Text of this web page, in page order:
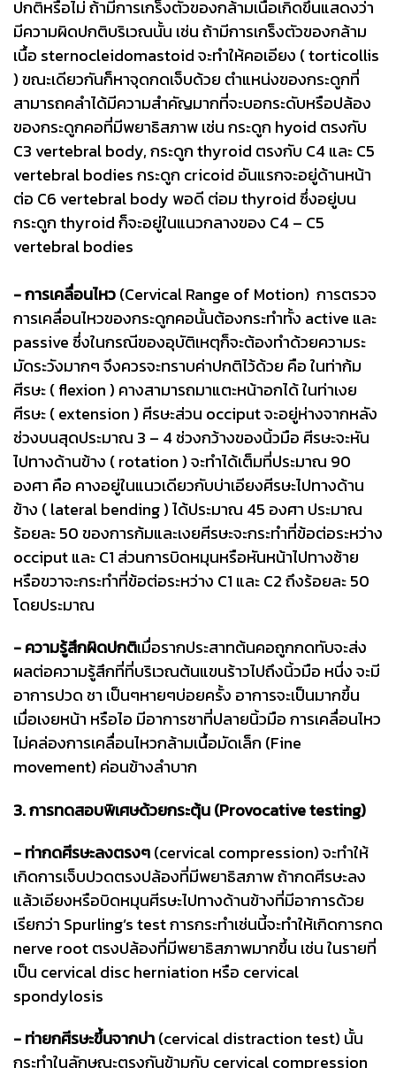
ปกติหรือไม่ ถ้ามีการเกร็งตัวของกล้ามเนื้อเกิดขึ้นแสดงว่า
มีความผิดปกติบริเวณนั้น เช่น ถ้ามีการเกร็งตัวของกล้าม
เนื้อ sternocleidomastoid จะทำให้คอเอียง ( torticollis
) ขณะเดียวกันก็หาจุดกดเจ็บด้วย ตำแหน่งของกระดูกที่
สามารถคลำได้มีความสำคัญมากที่จะบอกระดับหรือปล้อง
ของกระดูกคอที่มีพยาธิสภาพ เช่น กระดูก hyoid ตรงกับ
C3 vertebral body, กระดูก thyroid ตรงกับ C4 และ C5
vertebral bodies กระดูก cricoid อันแรกจะอยู่ด้านหน้า
ต่อ C6 vertebral body พอดี ต่อม thyroid ซึ่งอยู่บน
กระดูก thyroid ก็จะอยู่ในแนวกลางของ C4 – C5
vertebral bodies
- การเคลื่อนไหว(Cervical Range of Motion) การตรวจ
การเคลื่อนไหวของกระดูกคอนั้นต้องกระทำทั้ง active และ
passive ซึ่งในกรณีของอุบัติเหตุก็จะต้องทำด้วยความระ
มัดระวังมากๆ จึงควรจะทราบค่าปกติไว้ด้วย คือ ในท่าก้ม
ศีรษะ ( flexion ) คางสามารถมาแตะหน้าอกได้ ในท่าเงย
ศีรษะ ( extension ) ศีรษะส่วน occiput จะอยู่ห่างจากหลัง
ช่วงบนสุดประมาณ 3 – 4 ช่วงกว้างของนิ้วมือ ศีรษะจะหัน
ไปทางด้านข้าง ( rotation ) จะทำได้เต็มที่ประมาณ 90
องศา คือ คางอยู่ในแนวเดียวกับบ่าเอียงศีรษะไปทางด้าน
ข้าง ( lateral bending ) ได้ประมาณ 45 องศา ประมาณ
ร้อยละ 50 ของการก้มและเงยศีรษะจะกระทำที่ข้อต่อระหว่าง
occiput และ C1 ส่วนการบิดหมุนหรือหันหน้าไปทางซ้าย
หรือขวาจะกระทำที่ข้อต่อระหว่าง C1 และ C2 ถึงร้อยละ 50
โดยประมาณ
- ความรู้สึกผิดปกติเมื่อรากประสาทต้นคอถูกกดทับจะส่ง
ผลต่อความรู้สึกที่ที่บริเวณต้นแขนร้าวไปถึงนิ้วมือ หนึ่ง จะมี
อาการปวด ชา เป็นๆหายๆบ่อยครั้ง อาการจะเป็นมากขึ้น
เมื่อเงยหน้า หรือไอ มีอาการชาที่ปลายนิ้วมือ การเคลื่อนไหว
ไม่คล่องการเคลื่อนไหวกล้ามเนื้อมัดเล็ก (Fine
movement) ค่อนข้างลำบาก
3. การทดสอบพิเศษด้วยกระตุ้น (Provocative testing)
- ท่ากดศีรษะลงตรงๆ(cervical compression) จะทำให้
เกิดการเจ็บปวดตรงปล้องที่มีพยาธิสภาพ ถ้ากดศีรษะลง
แล้วเอียงหรือบิดหมุนศีรษะไปทางด้านข้างที่มีอาการด้วย
เรียกว่า Spurling’s test การกระทำเช่นนี้จะทำให้เกิดการกด
nerve root ตรงปล้องที่มีพยาธิสภาพมากขึ้น เช่น ในรายที่
เป็น cervical disc herniation หรือ cervical
spondylosis
- ท่ายกศีรษะขึ้นจากบ่า(cervical distraction test) นั้น
กระทำในลักษณะตรงกันข้ามกับ cervical compression